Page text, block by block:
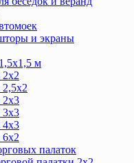
и экраны
м
2х2
2,5х2
2х3
3х3
4х3
6х2
палаток